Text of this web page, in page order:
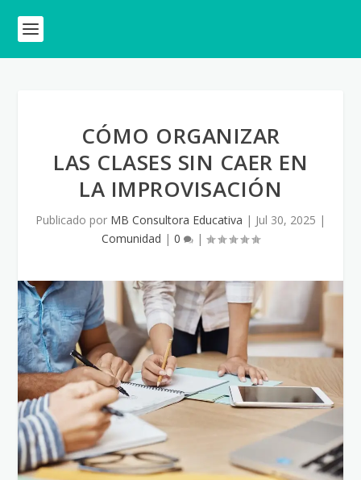
CÓMO ORGANIZAR
LAS CLASES SIN CAER EN
LA IMPROVISACIÓN
Publicado por MB Consultora Educativa | Jul 30, 2025 |
Comunidad | 0 |